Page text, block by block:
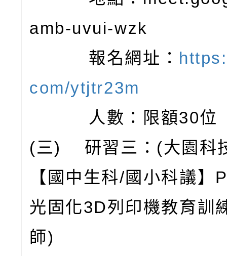
amb-uvui-wzk
報名網址：
com/ytjtr23m
人數：限額30位
(三) 研習三：(大園科
【國中生科/國小科議】
光固化3D列印機教育訓
師)